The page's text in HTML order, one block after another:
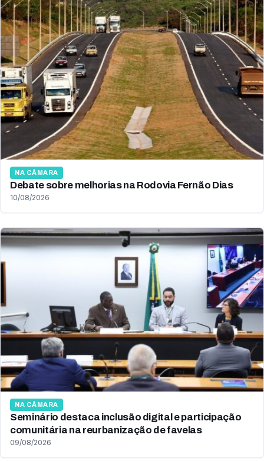
NA CÂMARA
Debate sobre melhorias na Rodovia Fernão Dias
10/08/2026
NA CÂMARA
Seminário destaca inclusão digital e participação
comunitária na reurbanização de favelas
09/08/2026